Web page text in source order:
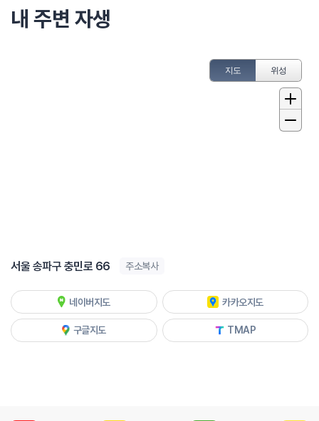
내 주변 자생
지도 위성
서울 송파구 충민로 66 주소복사
네이버지도 카카오지도
구글지도 TMAP